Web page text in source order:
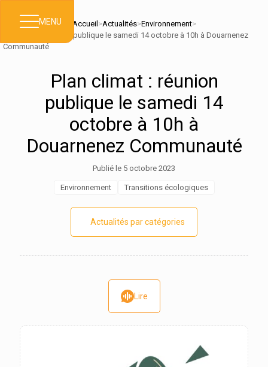
MENU Accueil >Actualités>Environnement>
Plan climat : réunion publique le samedi 14 octobre à 10h à Douarnenez
Communauté
Plan climat : réunion
publique le samedi 14
octobre à 10h à
Douarnenez Communauté
Publié le 5 octobre 2023
Environnement Transitions écologiques
Actualités par catégories
Lire